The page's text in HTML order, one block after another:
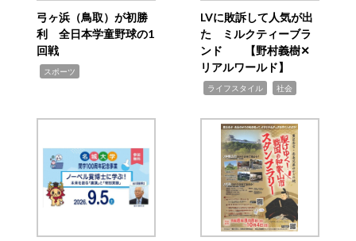
弓ヶ浜（鳥取）が初勝
利 全日本学童野球の1
回戦
スポーツ
LVに敗訴して人気が出
た ミルクティーブラ
ンド 【野村義樹✕
リアルワールド】
ライフスタイル 社会